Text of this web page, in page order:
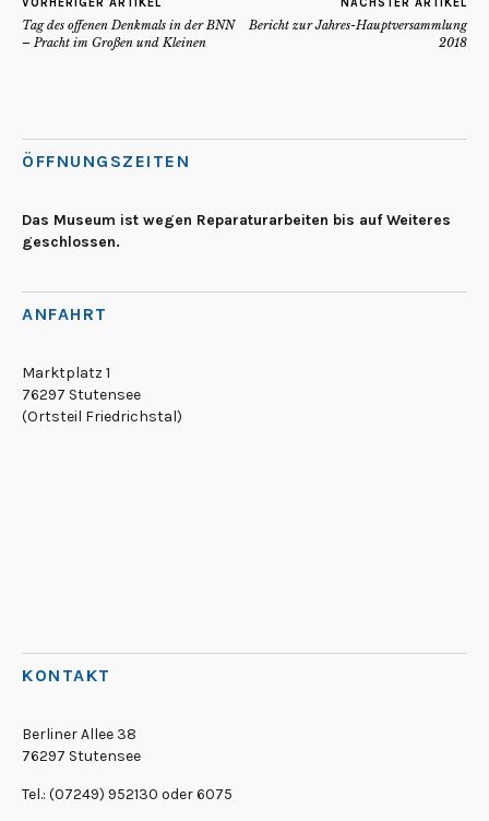
Tag des offenen Denkmals in der BNN
– Pracht im Großen und Kleinen
Bericht zur Jahres-Hauptversammlung
2018
ÖFFNUNGSZEITEN
Das Museum ist wegen Reparaturarbeiten bis auf Weiteres
geschlossen.
ANFAHRT
Marktplatz 1
76297 Stutensee
(Ortsteil Friedrichstal)
KONTAKT
Berliner Allee 38
76297 Stutensee
Tel.: (07249) 952130 oder 6075